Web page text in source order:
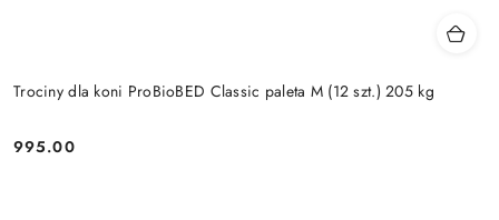
Trociny dla koni ProBioBED Classic paleta M (12 szt.) 205 kg
Cena:
995.00